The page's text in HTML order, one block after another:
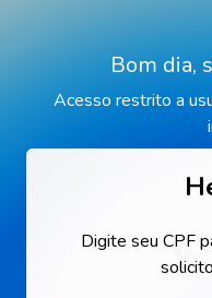
Bom dia,
Acesso restrito a
Digite seu CPF